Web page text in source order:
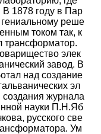
В 1878 году в Пар
реше
током так, к
трансформатор.
элек
завод. В
над создание
эл
журнала
науки П.Н.Яб
русского све
Ум